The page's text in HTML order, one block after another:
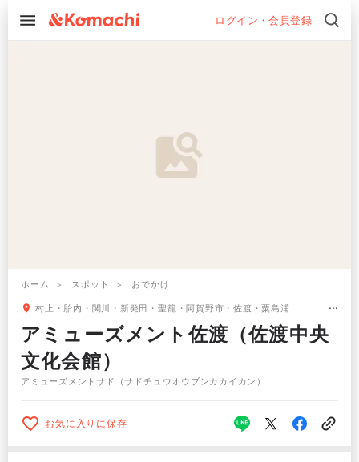
ログイン・会員登録
ホーム スポット おでかけ
村上・胎内・関川・新発田・聖籠・阿賀野市・佐渡・粟島浦
アミューズメント佐渡（佐渡中央
文化会館）
アミューズメントサド（サドチュウオウブンカカイカン）
お気に入りに保存